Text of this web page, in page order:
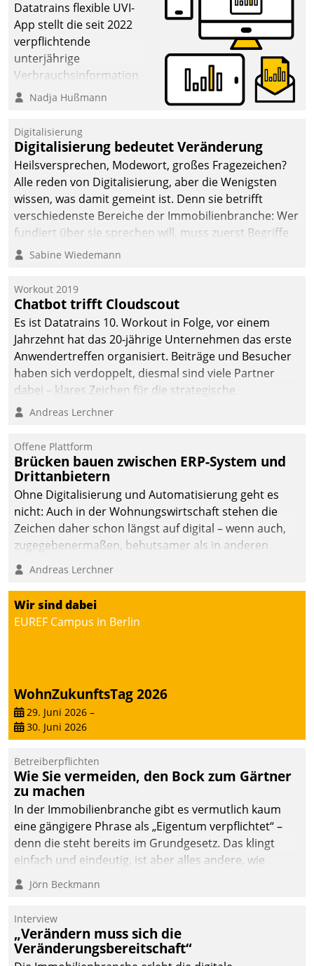
Datatrains flexible UVI-
App stellt die seit 2022
verpflichtende
unterjährige
Verbrauchsinformation
schnell, zuverlässig und
Die monatlichen
Mitteilungen zum
Heizungs- und
Wasserverbrauch gehen
automatisiert, vollständig
und auf Wunsch über
mehrere zuvor
Kommunikationswege bei
Nadja Hußmann
Digitalisierung
Digitalisierung bedeutet Veränderung
Heilsversprechen, Modewort, großes Fragezeichen?
Alle reden von Digitalisierung, aber die Wenigsten
wissen, was damit gemeint ist. Denn sie betrifft
verschiedenste Bereiche der Immobilienbranche: Wer
fundiert über sie sprechen will, muss zuerst Begriffe
klären. Ein Aspekt ist die betriebliche Optimierung:
Einsparungen durch optimierte und automatisierte
Prozesse. Doch man darf nicht zu viel erwarten: Allein
mit der Einführung einer neuen Software ist es nicht
getan. Die Digitalisierung erfordert von Unternehmen
die Bereitschaft, sich zu überprüfen, zu hinterfragen
und zu verändern.
Sabine Wiedemann
Workout 2019
Chatbot trifft Cloudscout
Es ist Datatrains 10. Workout in Folge, vor einem
Jahrzehnt hat das 20-jährige Unternehmen das erste
Anwendertreffen organisiert. Beiträge und Besucher
haben sich verdoppelt, diesmal sind viele Partner
dabei – klares Zeichen für die strategische
Fokussierung auf den Kunden.
Andreas Lerchner
Offene Plattform
Brücken bauen zwischen ERP-System und
Drittanbietern
Ohne Digitalisierung und Automatisierung geht es
nicht: Auch in der Wohnungswirtschaft stehen die
Zeichen daher schon längst auf digital – wenn auch,
zugegebenermaßen, behutsamer als in anderen
Branchen.
Andreas Lerchner
Wir sind dabei
EUREF Campus in Berlin
WohnZukunftsTag 2026
29. Juni 2026 –
30. Juni 2026
Betreiberpflichten
Wie Sie vermeiden, den Bock zum Gärtner
zu machen
In der Immobilienbranche gibt es vermutlich kaum
eine gängigere Phrase als „Eigentum verpflichtet“ –
denn die steht bereits im Grundgesetz. Das klingt
einfach und eindeutig, ist aber alles andere, wie
Branchenbeschäftigte wissen. Denn mit der
Verantwortung folgen Verpflichtungen.
Jörn Beckmann
Interview
„Verändern muss sich die
Veränderungsbereitschaft“